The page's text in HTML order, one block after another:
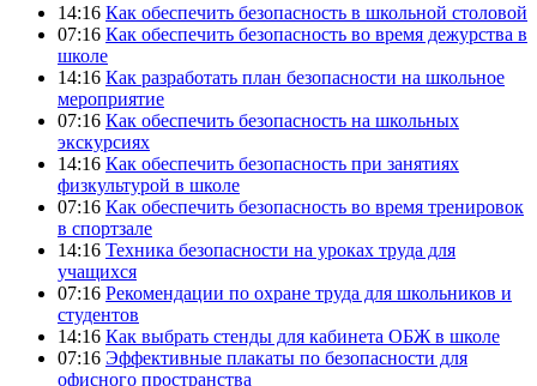
14:16 Как обеспечить безопасность в школьной столовой
07:16 Как обеспечить безопасность во время дежурства в
школе
14:16 Как разработать план безопасности на школьное
мероприятие
07:16 Как обеспечить безопасность на школьных
экскурсиях
14:16 Как обеспечить безопасность при занятиях
физкультурой в школе
07:16 Как обеспечить безопасность во время тренировок
в спортзале
14:16 Техника безопасности на уроках труда для
учащихся
07:16 Рекомендации по охране труда для школьников и
студентов
14:16 Как выбрать стенды для кабинета ОБЖ в школе
07:16 Эффективные плакаты по безопасности для
офисного пространства